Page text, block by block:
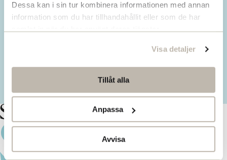
Dessa kan i sin tur kombinera informationen med annan
information som du har tillhandahållit eller som de har
Visa detaljer
Tillåt alla
Anpassa
Avvisa
Stay updated with our latest insights,
seminars and research news.
Subscribe here